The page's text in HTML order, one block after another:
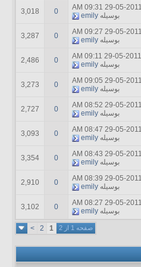
29-05-2011
09:31 AM
بوسیله emily
0
3,018
29-05-2011
09:27 AM
بوسیله emily
0
3,287
29-05-2011
09:11 AM
بوسیله emily
0
2,486
29-05-2011
09:05 AM
بوسیله emily
0
3,273
29-05-2011
08:52 AM
بوسیله emily
0
2,727
29-05-2011
08:47 AM
بوسیله emily
0
3,093
29-05-2011
08:43 AM
بوسیله emily
0
3,354
29-05-2011
08:39 AM
بوسیله emily
0
2,910
29-05-2011
08:27 AM
بوسیله emily
0
3,102
صفحه 1 از 2 1
2
>